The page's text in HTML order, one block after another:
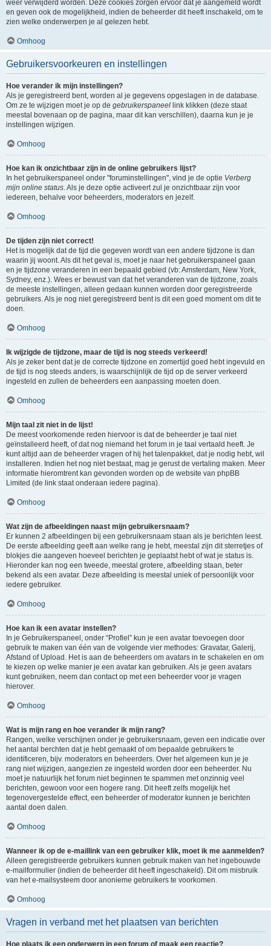
weer verwijderd worden. Deze cookies zorgen ervoor dat je aangemeld wordt
en geven ook de mogelijkheid, indien de beheerder dit heeft inschakeld, om te
zien welke onderwerpen je al gelezen hebt.
Omhoog
Gebruikersvoorkeuren en instellingen
Hoe verander ik mijn instellingen?
Als je geregistreerd bent, worden al je gegevens opgeslagen in de database.
Om ze te wijzigen moet je op de gebruikerspaneel link klikken (deze staat
meestal bovenaan op de pagina, maar dit kan verschillen), daarna kun je je
instellingen wijzigen.
Omhoog
Hoe kan ik onzichtbaar zijn in de online gebruikers lijst?
In het gebruikerspaneel onder "foruminstellingen", vind je de optie Verberg
mijn online status. Als je deze optie activeert zul je onzichtbaar zijn voor
iedereen, behalve voor beheerders, moderators en jezelf.
Omhoog
De tijden zijn niet correct!
Het is mogelijk dat de tijd die gegeven wordt van een andere tijdzone is dan
waarin jij woont. Als dit het geval is, moet je naar het gebruikerspaneel gaan
en je tijdzone veranderen in een bepaald gebied (vb: Amsterdam, New York,
Sydney, enz.). Wees er bewust van dat het veranderen van de tijdzone, zoals
de meeste instellingen, alleen gedaan kunnen worden door geregistreerde
gebruikers. Als je nog niet geregistreerd bent is dit een goed moment om dit te
doen.
Omhoog
Ik wijzigde de tijdzone, maar de tijd is nog steeds verkeerd!
Als je zeker bent dat je de correcte tijdzone en zomertijd goed hebt ingevuld en
de tijd is nog steeds anders, is waarschijnlijk de tijd op de server verkeerd
ingesteld en zullen de beheerders een aanpassing moeten doen.
Omhoog
Mijn taal zit niet in de lijst!
De meest voorkomende reden hiervoor is dat de beheerder je taal niet
geïnstalleerd heeft, of dat nog niemand het forum in je taal vertaald heeft. Je
kunt altijd aan de beheerder vragen of hij het talenpakket, dat je nodig hebt, wil
installeren. Indien het nog niet bestaat, mag je gerust de vertaling maken. Meer
informatie hieromtrent kan gevonden worden op de website van phpBB
Limited (de link staat onderaan iedere pagina).
Omhoog
Wat zijn de afbeeldingen naast mijn gebruikersnaam?
Er kunnen 2 afbeeldingen bij een gebruikersnaam staan als je berichten leest.
De eerste afbeelding geeft aan welke rang je hebt, meestal zijn dit sterretjes of
blokjes die aangeven hoeveel berichten je geplaatst hebt of wat je status is.
Hieronder kan nog een tweede, meestal grotere, afbeelding staan, beter
bekend als een avatar. Deze afbeelding is meestal uniek of persoonlijk voor
iedere gebruiker.
Omhoog
Hoe kan ik een avatar instellen?
In je Gebruikerspaneel, onder “Profiel” kun je een avatar toevoegen door
gebruik te maken van één van de volgende vier methodes: Gravatar, Galerij,
Afstand of Upload. Het is aan de beheerders om avatars in te schakelen en om
te kiezen op welke manier je een avatar kan gebruiken. Als je geen avatars
kunt gebruiken, neem dan contact op met een beheerder voor je vragen
hierover.
Omhoog
Wat is mijn rang en hoe verander ik mijn rang?
Rangen, welke verschijnen onder je gebruikersnaam, geven een indicatie over
het aantal berchten dat je hebt gemaakt of om bepaalde gebruikers te
identificeren, bijv. moderators en beheerders. Over het algemeen kun je je
rang niet wijzigen, aangezien ze ingesteld worden door een beheerder. Nu
moet je natuurlijk het forum niet beginnen te spammen met onzinnig veel
berichten, gewoon voor een hogere rang. Dit heeft zelfs mogelijk het
tegenovergestelde effect, een beheerder of moderator kunnen je berichten
aantal doen dalen.
Omhoog
Wanneer ik op de e-maillink van een gebruiker klik, moet ik me aanmelden?
Alleen geregistreerde gebruikers kunnen gebruik maken van het ingebouwde
e-mailformulier (indien de beheerder dit heeft ingeschakeld). Dit om misbruik
van het e-mailsysteem door anonieme gebruikers te voorkomen.
Omhoog
Vragen in verband met het plaatsen van berichten
Hoe plaats ik een onderwerp in een forum of maak een reactie?